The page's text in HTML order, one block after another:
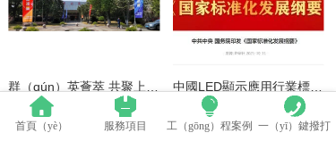
群（qún）英薈萃 共聚上海丨全國LED精品巡展攜手共謀行（háng）業發展大計 中國LED顯示應用行業標準情（qíng）況一覽
首頁（yè） 服務項目 工（gōng）程案例 一（yī）鍵撥打